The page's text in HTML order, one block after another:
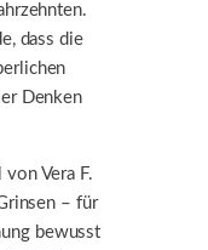
dass die
Denken
von Vera F.
– für
bewusst